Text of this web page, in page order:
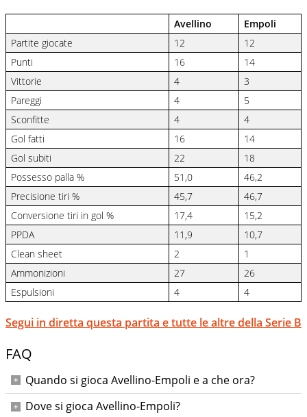
Avellino
Empoli
Partite giocate
12
12
Punti
16
14
Vittorie
4
3
Pareggi
4
5
Sconfitte
4
4
Gol fatti
16
14
Gol subiti
22
18
Possesso palla %
51,0
46,2
Precisione tiri %
45,7
46,7
Conversione tiri in gol %
17,4
15,2
PPDA
11,9
10,7
Clean sheet
2
1
Ammonizioni
27
26
Espulsioni
4 4
Segui in diretta questa partita e tutte le altre della Serie B
FAQ
Quando si gioca Avellino-Empoli e a che ora?
Sabato 22 novembre 2025 alle ore 15:00.
Dove si gioca Avellino-Empoli?